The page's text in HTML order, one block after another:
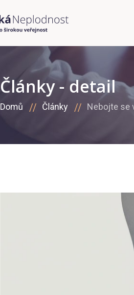
Články - detail
Domů Články Nebojte se